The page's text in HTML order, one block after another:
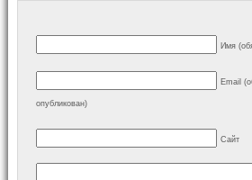
Имя
Email
опубликован)
Сайт